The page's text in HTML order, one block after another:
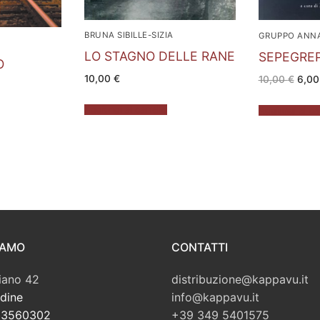
€.
BRUNA SIBILLE-SIZIA
LO STAGNO DELLE RANE
10,00€
GRUPPO
10,00€ Il
era:
6,00
42
CONTATTI
distribuzione@kappavu.it
info@kappavu.it
+39 349 5401575